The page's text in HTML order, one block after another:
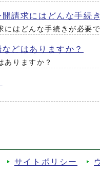
請求にはどんな手続
はどんな手続きが必要
どはありますか？
ありますか？
サイトポリシー